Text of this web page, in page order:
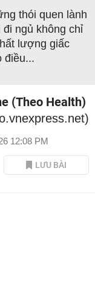
thói quen lành
ngủ không chỉ
lượng giấc
điều...
(Theo Health)
12:08 PM
LƯU BÀI